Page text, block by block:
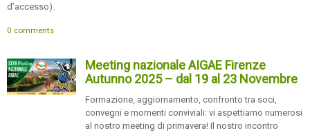
d’accesso).
0 comments
Meeting nazionale AIGAE Firenze
Autunno 2025 – dal 19 al 23 Novembre
Formazione, aggiornamento, confronto tra soci,
convegni e momenti conviviali: vi aspettiamo numerosi
al nostro meeting di primavera! Il nostro incontro